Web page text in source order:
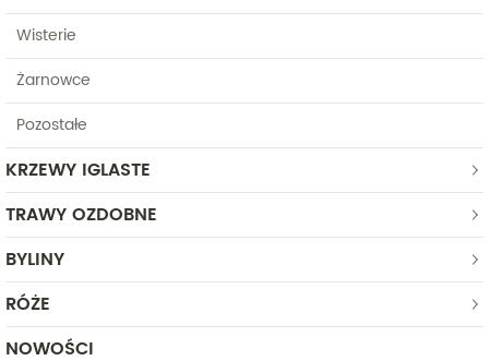
Wisterie
Żarnowce
Pozostałe
KRZEWY IGLASTE
TRAWY OZDOBNE
BYLINY
RÓŻE
NOWOŚCI